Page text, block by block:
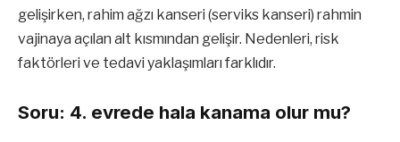
gelişirken, rahim ağzı kanseri (serviks kanseri) rahmin
vajinaya açılan alt kısmından gelişir. Nedenleri, risk
faktörleri ve tedavi yaklaşımları farklıdır.
Soru: 4. evrede hala kanama olur mu?